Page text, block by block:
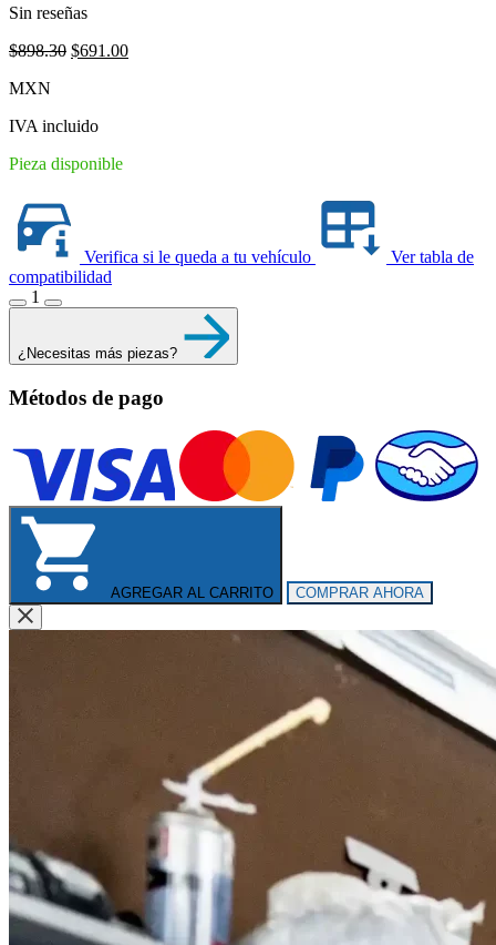
Sin reseñas
$898.30 Original
$691.00Current
MXN
IVA incluido
Pieza disponible
Verifica si le queda a tu vehículo
Ver tabla de
compatibilidad
1
¿Necesitas más piezas?
Métodos de pago
AGREGAR AL CARRITO COMPRAR AHORA